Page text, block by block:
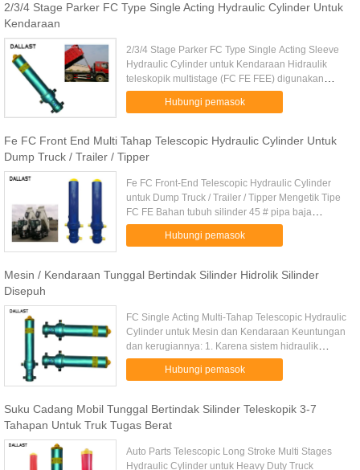
2/3/4 Stage Parker FC Type Single Acting Hydraulic Cylinder Untuk
Kendaraan
2/3/4 Stage Parker FC Type Single Acting Sleeve
Hydraulic Cylinder untuk Kendaraan Hidraulik
teleskopik multistage (FC FE FEE) digunakan
untuk dump truck, ini dapat dipertukarkan dengan
Holland's Hyva dan Uk's ...
Hubungi pemasok
Fe FC Front End Multi Tahap Telescopic Hydraulic Cylinder Untuk
Dump Truck / Trailer / Tipper
Fe FC Front-End Telescopic Hydraulic Cylinder
untuk Dump Truck / Trailer / Tipper Mengetik Tipe
FC FE Bahan tubuh silinder 45 # pipa baja
seamless / 27SiM Segel Hallite, SKF, NOK,
Guarnitec, Parker Lapisan ...
Hubungi pemasok
Mesin / Kendaraan Tunggal Bertindak Silinder Hidrolik Silinder
Disepuh
FC Single Acting Multi-Tahap Telescopic Hydraulic
Cylinder untuk Mesin dan Kendaraan Keuntungan
dan kerugiannya: 1. Karena sistem hidraulik
menggunakan tekanan umumnya dalam kisaran
0,2-1,0Mpa, maka silinder ...
Hubungi pemasok
Suku Cadang Mobil Tunggal Bertindak Silinder Teleskopik 3-7
Tahapan Untuk Truk Tugas Berat
Auto Parts Telescopic Long Stroke Multi Stages
Hydraulic Cylinder untuk Heavy Duty Truck